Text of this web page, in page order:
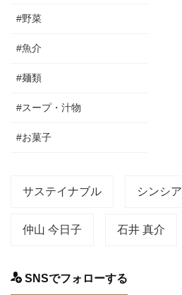
#野菜
#魚介
#麺類
#スープ・汁物
#お菓子
サステイナブル シンシア
仲山 今日子 石井 真介
SNSでフォローする